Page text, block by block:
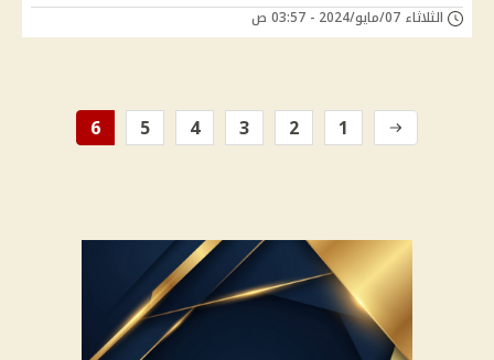
الثلاثاء 07/مايو/2024 - 03:57 ص
1
2
3
4
5
6